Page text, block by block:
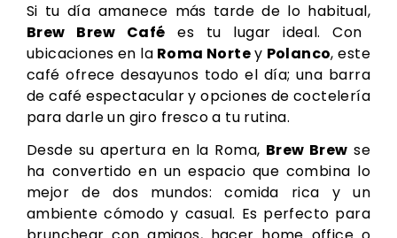
Si tu día amanece más tarde de lo habitual,
Brew Brew Café es tu lugar ideal. Con
ubicaciones en la Roma Nortey Polanco, este
café ofrece desayunos todo el día; una barra
de café espectacular y opciones de coctelería
para darle un giro fresco a tu rutina.
Desde su apertura en la Roma, Brew Brew se
ha convertido en un espacio que combina lo
mejor de dos mundos: comida rica y un
ambiente cómodo y casual. Es perfecto para